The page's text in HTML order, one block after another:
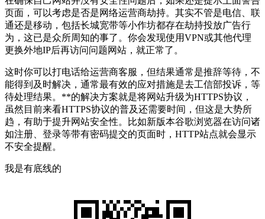
页面，可以考虑是否是网络运营商劫持。其实不管是电信、联
通还是移动，包括长城宽带等小作坊都存在劫持投放广告行
为，这已是众所周知的事了。你会发现使用VPN或其他代理
更换外地IP后再访问问题网站，就正常了。
这时你可以打电话给运营商客服，但结果通常是推辞等待，不
能得到及时解决，通常最有效的应对措施是去工信部投诉，等
待处理结果。**的解决方案就是将网站升级为HTTPS协议，
虽然目前来看HTTPS协议的普及还需要时间，但这是大势所
趋，有助于提升网站安全性。比如新版本谷歌浏览器在访问诸
如注册、登录等带有密码提交的页面时，HTTP站点就会显示
不安全提醒。
我是有底线的